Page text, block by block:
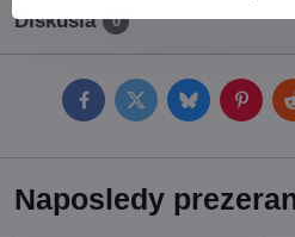
Diskusia 0
FacebookTwitterBluesky
Naposledy